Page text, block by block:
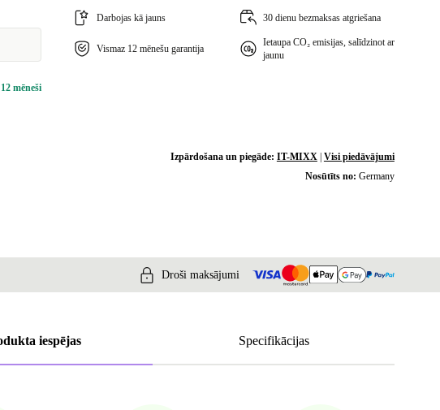
12 mēneši
Darbojas kā jauns 30 dienu bezmaksas atgriešana
Vismaz 12 mēnešu garantija
Ietaupa CO₂ emisijas, salīdzinot ar
jaunu
Izpārdošana un piegāde: IT-MIXX| Visi piedāvājumi
Nosūtīts no: Germany
Droši maksājumi
iespējas Specifikācijas